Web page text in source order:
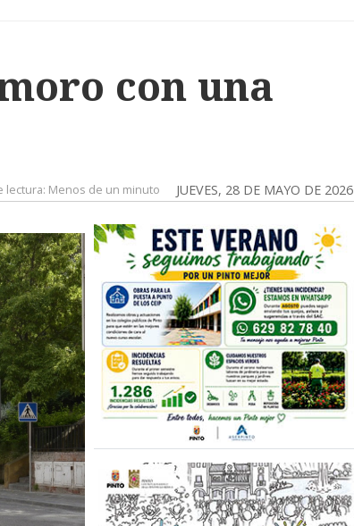
con una
JUEVES, 28 DE MAYO DE 2026
lectura: Menos de un minuto